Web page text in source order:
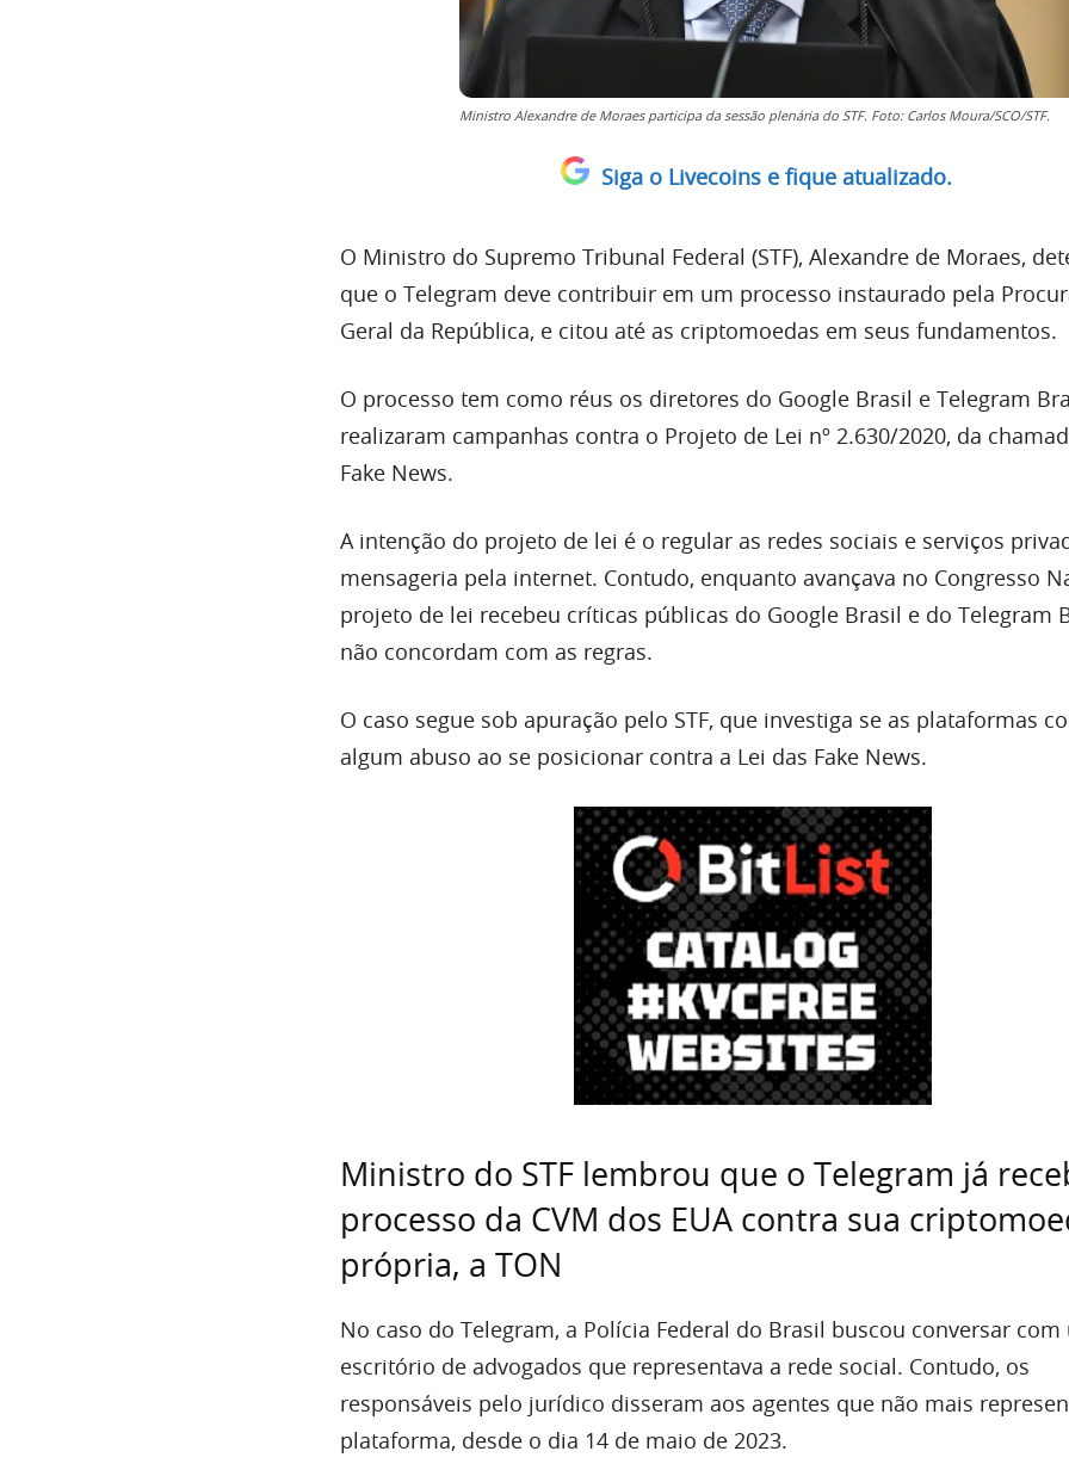
Ministro Alexandre de Moraes participa da sessão plenária do STF. Foto: Carlos Moura/SCO/STF.
Siga o Livecoins e fique atualizado.
O Ministro do Supremo Tribunal Federal (STF), Alexandre de Moraes,
que o Telegram deve contribuir em um processo instaurado pela
Geral da República, e citou até as criptomoedas em seus fundamentos.
O processo tem como réus os diretores do Google Brasil e Telegram
realizaram campanhas contra o Projeto de Lei nº 2.630/2020, da
Fake News.
A intenção do projeto de lei é o regular as redes sociais e serviços
mensageria pela internet. Contudo, enquanto avançava no Congresso
projeto de lei recebeu críticas públicas do Google Brasil e do Telegram
não concordam com as regras.
O caso segue sob apuração pelo STF, que investiga se as plataformas
algum abuso ao se posicionar contra a Lei das Fake News.
Ministro do STF lembrou que o Telegram já
processo da CVM dos EUA contra sua
própria, a TON
No caso do Telegram, a Polícia Federal do Brasil buscou conversar com
escritório de advogados que representava a rede social. Contudo, os
responsáveis pelo jurídico disseram aos agentes que não mais
plataforma, desde o dia 14 de maio de 2023.